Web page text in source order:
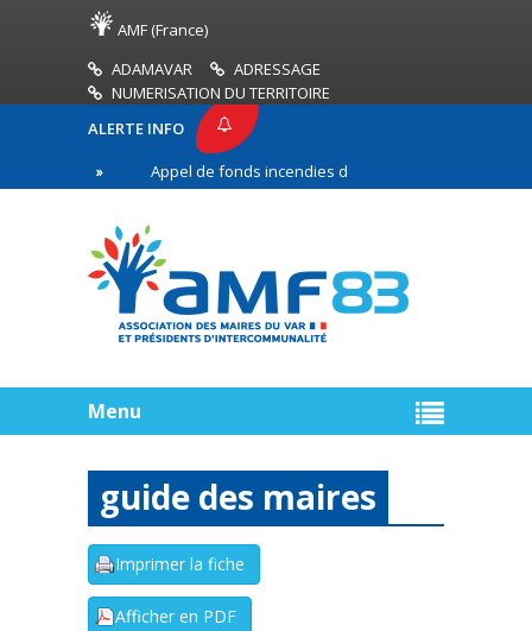
AMF (France)
ADAMAVAR
ADRESSAGE
NUMERISATION DU TERRITOIRE
ALERTE INFO
Appel de fonds incendies de forêt
ligne
Menu
guide des maires